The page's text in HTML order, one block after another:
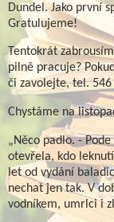
Dundel. Jako první
Gratulujeme!
Tentokrát
pilně pracuje?
či zavolejte, tel. 546
Chystáme na
„Něco padlo. -
otevřela, kdo
let od vydání
nechat jen tak. V
vodníkem, umrlci i